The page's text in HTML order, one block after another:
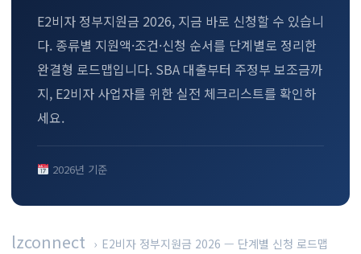
E2비자 정부지원금 2026, 지금 바로 신청할 수 있습니
다. 종류별 지원액·조건·신청 순서를 단계별로 정리한
완결형 로드맵입니다. SBA 대출부터 주정부 보조금까
지, E2비자 사업자를 위한 실전 체크리스트를 확인하
세요.
2026년 기준
lzconnect › E2비자 정부지원금 2026 — 단계별 신청 로드맵